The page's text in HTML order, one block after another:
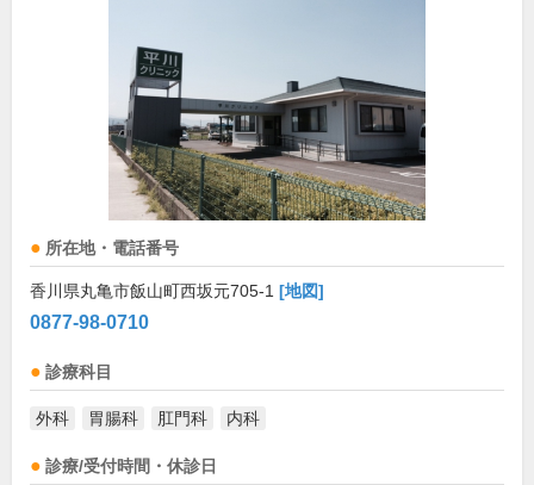
所在地・電話番号
香川県丸亀市飯山町西坂元705-1 [地図]
0877-98-0710
診療科目
外科 胃腸科 肛門科 内科
診療/受付時間・休診日